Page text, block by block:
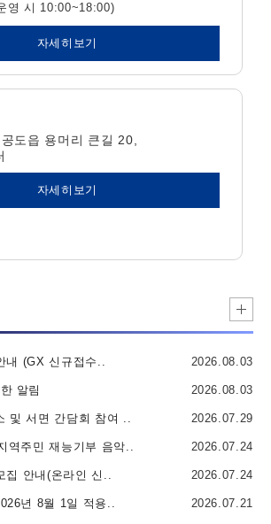
영 시 10:00~18:00)
자세히보기
도읍 용머리 큰길 20,
자세히보기
내 (GX 신규접수.. 2026.08.03
알림 2026.08.03
및 서면 간담회 참여 .. 2026.07.29
역주민 재능기부 음악.. 2026.07.24
집 안내(온라인 신.. 2026.07.24
년 8월 1일 적용.. 2026.07.21
공
지
사
항
더
보